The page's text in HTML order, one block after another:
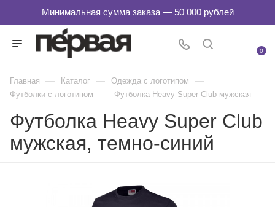
0
Главная — Каталог — Одежда с логотипом —
Футболки с логотипом — Футболка Heavy Super Club мужская
Футболка Heavy Super Club
мужская, темно-синий